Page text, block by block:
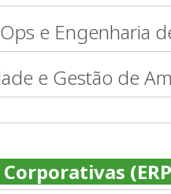
e Engenharia
e Gestão de